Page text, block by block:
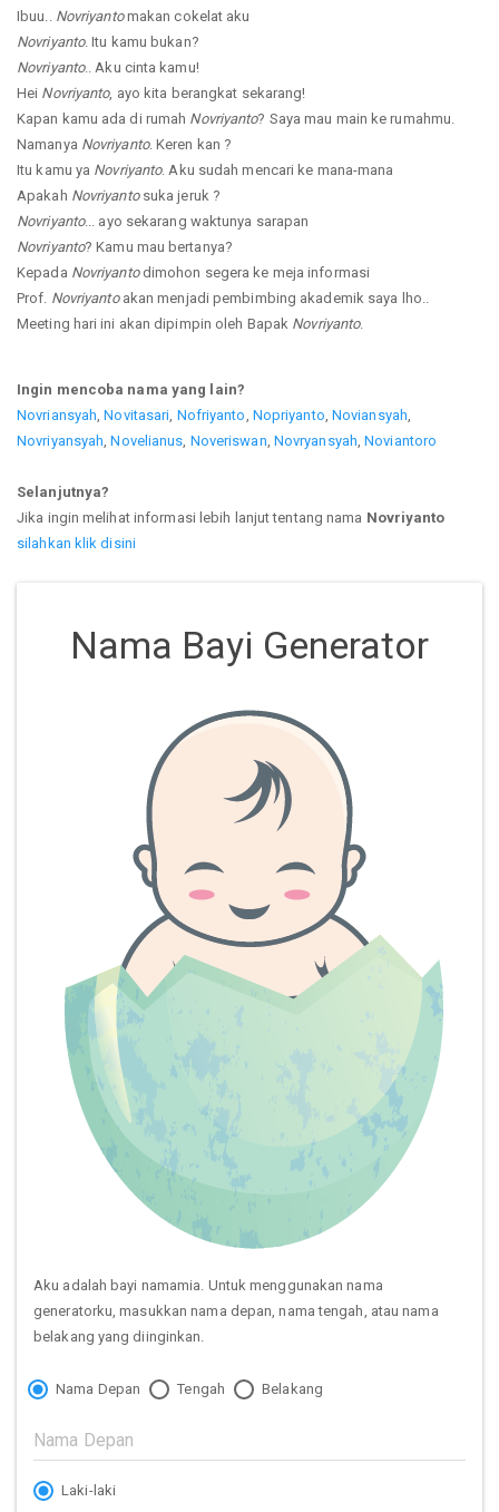
Ibuu.. Novriyantomakan cokelat aku
Novriyanto. Itu kamu bukan?
Novriyanto.. Aku cinta kamu!
Hei Novriyanto, ayo kita berangkat sekarang!
Kapan kamu ada di rumah Novriyanto? Saya mau main ke rumahmu.
Namanya Novriyanto. Keren kan ?
Itu kamu ya Novriyanto. Aku sudah mencari ke mana-mana
Apakah Novriyantosuka jeruk ?
Novriyanto... ayo sekarang waktunya sarapan
Novriyanto? Kamu mau bertanya?
Kepada Novriyantodimohon segera ke meja informasi
Prof. Novriyantoakan menjadi pembimbing akademik saya lho..
Meeting hari ini akan dipimpin oleh Bapak Novriyanto.
Ingin mencoba nama yang lain?
Novriansyah ,Novitasari Nofriyanto Nopriyanto Noviansyah
Novriyansyah ,Novelianus Noveriswan Novryansyah ,Noviantoro
Selanjutnya?
Jika ingin melihat informasi lebih lanjut tentang nama Novriyanto
silahkan klik disini
Nama Bayi Generator
Aku adalah bayi namamia. Untuk menggunakan nama
generatorku, masukkan nama depan, nama tengah, atau nama
belakang yang diinginkan.
Nama Depan Tengah Belakang
Laki-laki